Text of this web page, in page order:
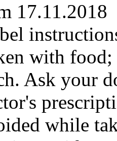
17.11.2018
with
Ask your
while